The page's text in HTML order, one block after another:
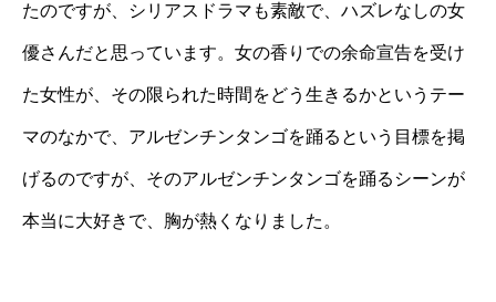
たのですが、シリアスドラマも素敵で、ハズレなしの女
優さんだと思っています。女の香りでの余命宣告を受け
た女性が、その限られた時間をどう生きるかというテー
マのなかで、アルゼンチンタンゴを踊るという目標を掲
げるのですが、そのアルゼンチンタンゴを踊るシーンが
本当に大好きで、胸が熱くなりました。